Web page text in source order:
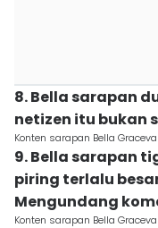
8. Bella sarapan
netizen itu bukan
Konten sarapan Bella
9. Bella sarapan
piring terlalu
Mengundang
Konten sarapan Bella